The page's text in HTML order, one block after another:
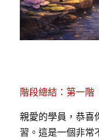
階段總結：第一階
親愛的學員，恭喜
習。這是一個非常